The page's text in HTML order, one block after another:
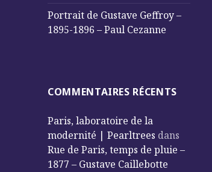
Portrait de Gustave Geffroy –
1895-1896 – Paul Cezanne
COMMENTAIRES RÉCENTS
Paris, laboratoire de la
modernité | Pearltrees dans
Rue de Paris, temps de pluie –
1877 – Gustave Caillebotte